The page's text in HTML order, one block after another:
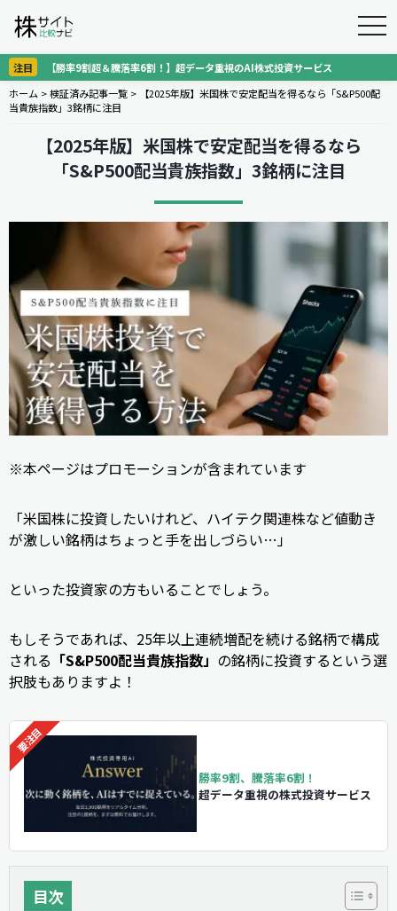
注目
【勝率9割超＆騰落率6割！】超データ重視のAI株式投資サービス
ホーム >検証済み記事一覧 >
【2025年版】米国株で安定配当を得るなら「S&P500配
当貴族指数」3銘柄に注目
【2025年版】米国株で安定配当を得るなら
「S&P500配当貴族指数」3銘柄に注目
※本ページはプロモーションが含まれています
「米国株に投資したいけれど、ハイテク関連株など値動き
が激しい銘柄はちょっと手を出しづらい…」
といった投資家の方もいることでしょう。
もしそうであれば、25年以上連続増配を続ける銘柄で構成
される 「S&P500配当貴族指数」 の銘柄に投資するという選
択肢もありますよ！
勝率9割、騰落率6割！
超データ重視の株式投資サービス
目次